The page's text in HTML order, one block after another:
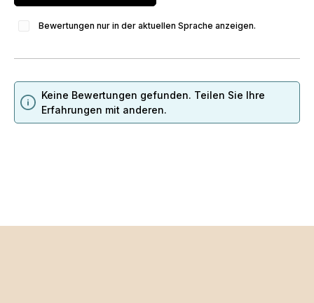
Bewertungen nur in der aktuellen Sprache anzeigen.
Keine Bewertungen gefunden. Teilen Sie Ihre
Erfahrungen mit anderen.